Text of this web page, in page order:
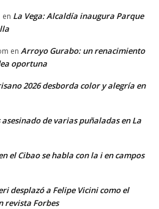
en La Vega: Alcaldía inaugura Parque
en Arroyo Gurabo: un renacimiento
oportuna
2026 desborda color y alegría en
asesinado de varias puñaladas en La
el Cibao se habla con la i en campos
desplazó a Felipe Vicini como el
revista Forbes